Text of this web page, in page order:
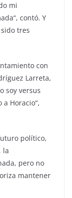
mi
contó. Y
tres
con
Larreta,
soy versus
Horacio“,
político,
la
pero no
mantener